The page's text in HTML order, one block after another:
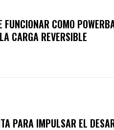
FUNCIONAR COMO
CARGA REVERSIBLE
PARA IMPULSAR EL